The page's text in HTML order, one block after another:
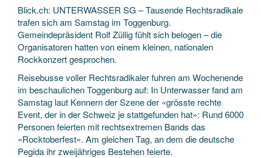
Blick.ch: UNTERWASSER SG – Tausende Rechtsradikale
trafen sich am Samstag im Toggenburg.
Gemeindepräsident Rolf Züllig fühlt sich belogen – die
Organisatoren hatten von einem kleinen, nationalen
Rockkonzert gesprochen.
Reisebusse voller Rechtsradikaler fuhren am Wochenende
im beschaulichen Toggenburg auf: In Unterwasser fand am
Samstag laut Kennern der Szene der «grösste rechte
Event, der in der Schweiz je stattgefunden hat»: Rund 6000
Personen feierten mit rechtsextremen Bands das
«Rocktoberfest». Am gleichen Tag, an dem die deutsche
Pegida ihr zweijähriges Bestehen feierte.